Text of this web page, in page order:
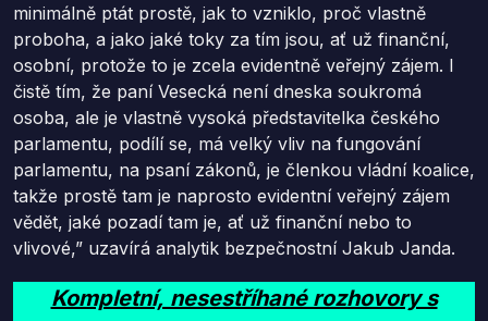
minimálně ptát prostě, jak to vzniklo, proč vlastně
proboha, a jako jaké toky za tím jsou, ať už finanční,
osobní, protože to je zcela evidentně veřejný zájem. I
čistě tím, že paní Vesecká není dneska soukromá
osoba, ale je vlastně vysoká představitelka českého
parlamentu, podílí se, má velký vliv na fungování
parlamentu, na psaní zákonů, je členkou vládní koalice,
takže prostě tam je naprosto evidentní veřejný zájem
vědět, jaké pozadí tam je, ať už finanční nebo to
vlivové,” uzavírá analytik bezpečnostní Jakub Janda.
Kompletní, nesestříhané rozhovory s